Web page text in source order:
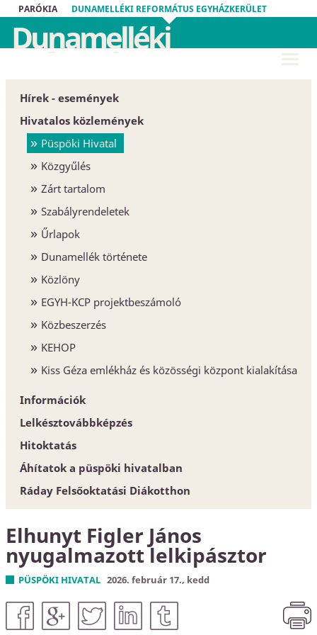
PARÓKIA DUNAMELLÉKI REFORMÁTUS EGYHÁZKERÜLET
Dunamelléki
Református
Egyházkerület
Hírek - események
Hivatalos közlemények
Püspöki Hivatal
Közgyűlés
Zárt tartalom
Szabályrendeletek
Űrlapok
Dunamellék története
Közlöny
EGYH-KCP projektbeszámoló
Közbeszerzés
KEHOP
Kiss Géza emlékház és közösségi központ kialakítása
Információk
Egyházközségek
Esperesi Hivatalok
Püspöki Hivatal
Elnökség és szervezet
Konferencia-központ
Címtár
Lelkésztovábbképzés
Hitoktatás
Hitoktatót keresünk
Hitoktató állást keres
Áhítatok a püspöki hivatalban
Ráday Felsőoktatási Diákotthon
Elhunyt Figler János
nyugalmazott lelkipásztor
PÜSPÖKI HIVATAL 2026. február 17., kedd